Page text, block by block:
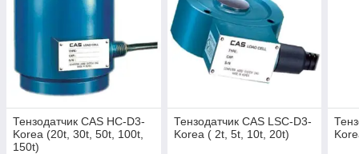
Тензодатчик CAS HС-D3-
Korea (20t, 30t, 50t, 100t,
150t)
Тензодатчик CAS LSС-D3-
Korea ( 2t, 5t, 10t, 20t)